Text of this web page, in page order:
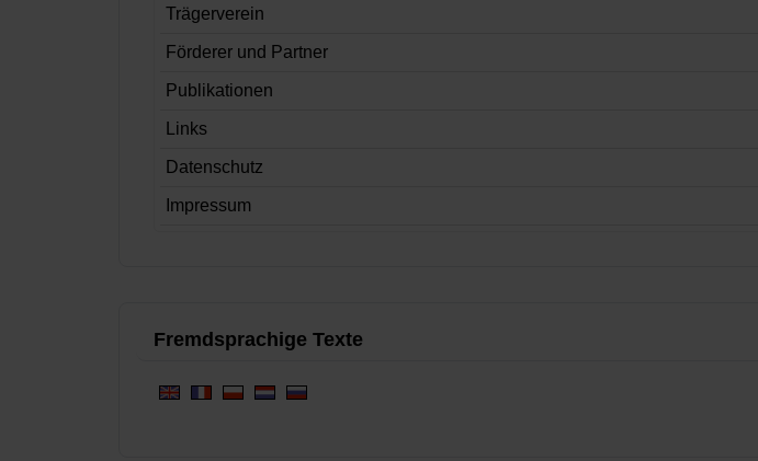
Trägerverein
Förderer und Partner
Publikationen
Links
Datenschutz
Impressum
Fremdsprachige Texte